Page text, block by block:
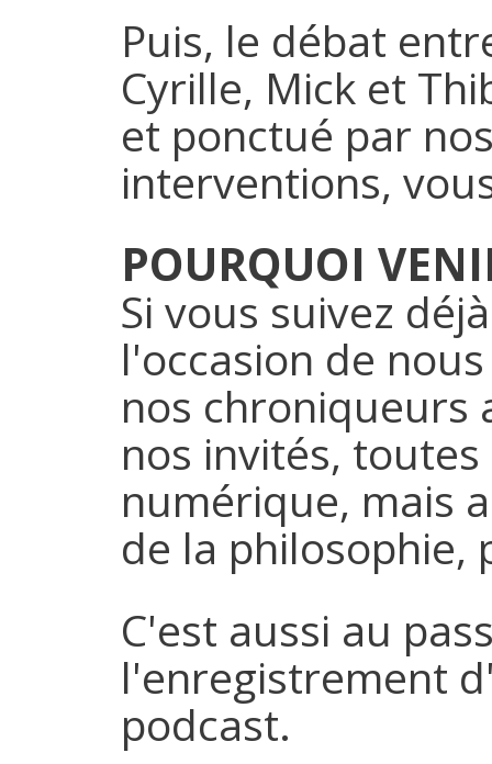
Puis, le débat
Cyrille, Mick et
et ponctué par
interventions,
POURQUOI
Si vous suivez
l'occasion de
nos chroniqueurs
nos invités,
numérique, mais
de la philosophie,
C'est aussi au
l'enregistrement
podcast.